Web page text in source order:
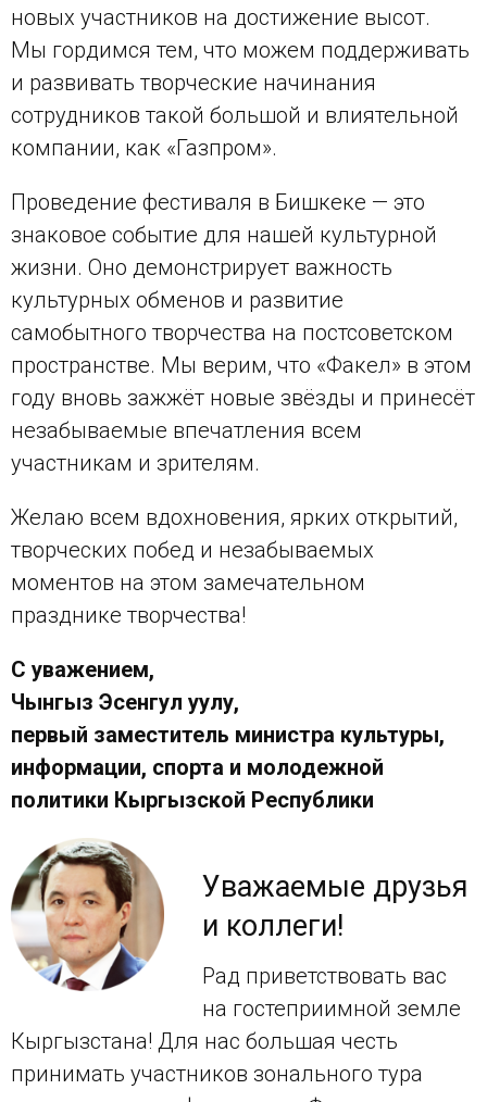
новых участников на достижение высот.
Мы гордимся тем, что можем поддерживать
и развивать творческие начинания
сотрудников такой большой и влиятельной
компании, как «Газпром».
Проведение фестиваля в Бишкеке — это
знаковое событие для нашей культурной
жизни. Оно демонстрирует важность
культурных обменов и развитие
самобытного творчества на постсоветском
пространстве. Мы верим, что «Факел» в этом
году вновь зажжёт новые звёзды и принесёт
незабываемые впечатления всем
участникам и зрителям.
Желаю всем вдохновения, ярких открытий,
творческих побед и незабываемых
моментов на этом замечательном
празднике творчества!
С уважением,
Чынгыз Эсенгул уулу,
первый заместитель министра культуры,
информации, спорта и молодежной
политики Кыргызской Республики
Уважаемые друзья
и коллеги!
Рад приветствовать вас
на гостеприимной земле
Кыргызстана! Для нас большая честь
принимать участников зонального тура